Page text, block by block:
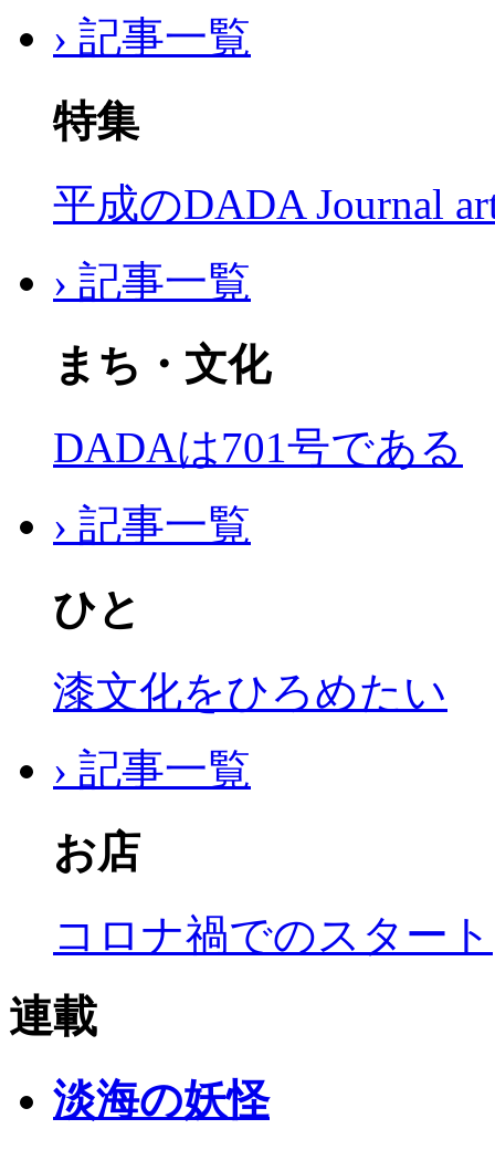
› 記事一覧
特集
平成のDADA Journal
› 記事一覧
まち・文化
DADAは701号である
› 記事一覧
ひと
漆文化をひろめたい
› 記事一覧
お店
コロナ禍でのスタート
連載
淡海の妖怪